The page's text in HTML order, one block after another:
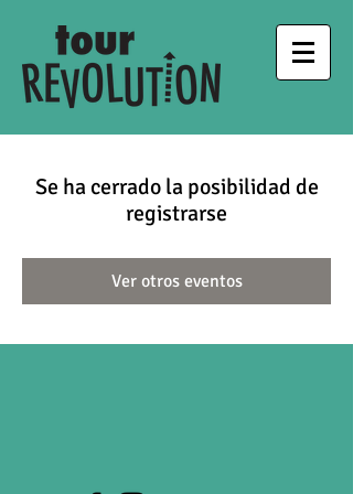
Se ha cerrado la posibilidad de
registrarse
Ver otros eventos